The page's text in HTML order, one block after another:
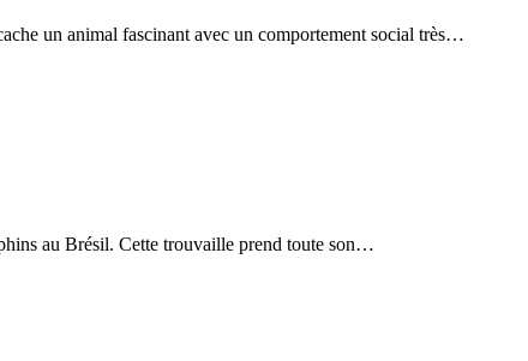
un animal fascinant avec un comportement social très…
au Brésil. Cette trouvaille prend toute son…